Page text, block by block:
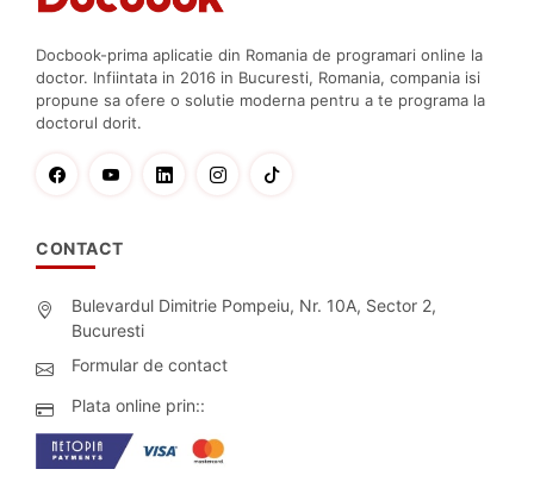
Docbook-prima aplicatie din Romania de programari online la
doctor. Infiintata in 2016 in Bucuresti, Romania, compania isi
propune sa ofere o solutie moderna pentru a te programa la
doctorul dorit.
CONTACT
Bulevardul Dimitrie Pompeiu, Nr. 10A, Sector 2,
Bucuresti
Formular de contact
Plata online prin::